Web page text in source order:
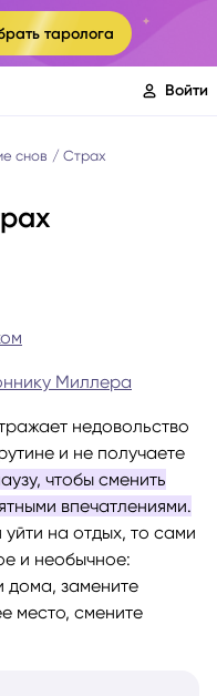
таролога
Войти
снов Страх
Миллера
недовольство
и не получаете
чтобы сменить
впечатлениями.
уйти на отдых, то сами
и необычное:
дома, замените
место, смените